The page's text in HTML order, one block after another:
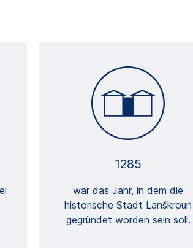
1285
war das Jahr, in dem die
historische Stadt Lanškroun
gegründet worden sein soll.